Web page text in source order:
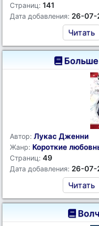
Страниц: 141
Дата добавления: 26-07-
Читать
Больше
Автор: Лукас Дженни
Жанр: Короткие
Страниц: 49
Дата добавления: 26-07-
Читать